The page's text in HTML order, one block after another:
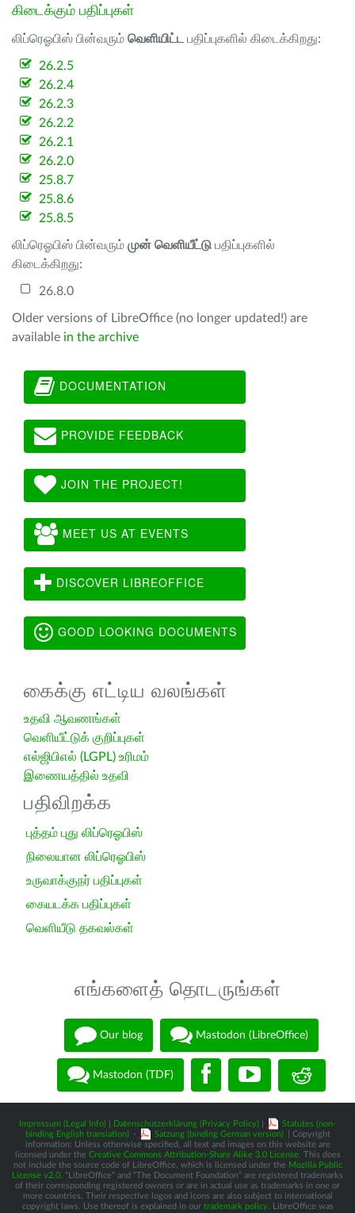
கிடைக்கும் பதிப்புகள்
லிப்ரெஓபிஸ் பின்வரும் வெளியிட்ட பதிப்புகளில் கிடைக்கிறது:
26.2.5
26.2.4
26.2.3
26.2.2
26.2.1
26.2.0
25.8.7
25.8.6
25.8.5
லிப்ரெஓபிஸ் பின்வரும் முன் வெளியீட்டு பதிப்புகளில்
கிடைக்கிறது:
26.8.0
Older versions of LibreOffice (no longer updated!) are
available in the archive
DOCUMENTATION
PROVIDE FEEDBACK
JOIN THE PROJECT!
MEET US AT EVENTS
DISCOVER LIBREOFFICE
GOOD LOOKING DOCUMENTS
கைக்கு எட்டிய வலங்கள்
உதவி ஆவணங்கள்
வெளியீட்டுக் குறிப்புகள்
எல்ஜிபிஎல் (LGPL) உரிமம்
இணையத்தில் உதவி
பதிவிறக்க
புத்தம் புது லிப்ரெஓபிஸ்
நிலையான லிப்ரெஓபிஸ்
உருவாக்குநர் பதிப்புகள்
கையடக்க பதிப்புகள்
வெளியீடு தகவல்கள்
எங்களைத் தொடருங்கள்
Our blog Mastodon (LibreOffice)
Mastodon (TDF)
Impressum (Legal Info) Datenschutzerklärung (Privacy Policy)
Statutes (non-
binding English translation) - Satzung (binding German version)
| Copyright
information: Unless otherwise specified, all text and images on this website are
licensed under the Creative Commons Attribution-Share Alike 3.0 License. This does
not include the source code of LibreOffice, which is licensed under the Mozilla Public
License v2.0 . “LibreOffice” and “The Document Foundation” are registered trademarks
of their corresponding registered owners or are in actual use as trademarks in one or
more countries. Their respective logos and icons are also subject to international
copyright laws. Use thereof is explained in our trademark policy. LibreOffice was